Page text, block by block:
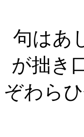
句はあ
が拙き
ぞわら